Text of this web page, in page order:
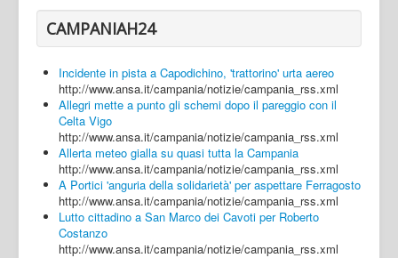
CAMPANIAH24
Incidente in pista a Capodichino, 'trattorino' urta aereo
http://www.ansa.it/campania/notizie/campania_rss.xml
Allegri mette a punto gli schemi dopo il pareggio con il
Celta Vigo
http://www.ansa.it/campania/notizie/campania_rss.xml
Allerta meteo gialla su quasi tutta la Campania
http://www.ansa.it/campania/notizie/campania_rss.xml
A Portici 'anguria della solidarietà' per aspettare Ferragosto
http://www.ansa.it/campania/notizie/campania_rss.xml
Lutto cittadino a San Marco dei Cavoti per Roberto
Costanzo
http://www.ansa.it/campania/notizie/campania_rss.xml